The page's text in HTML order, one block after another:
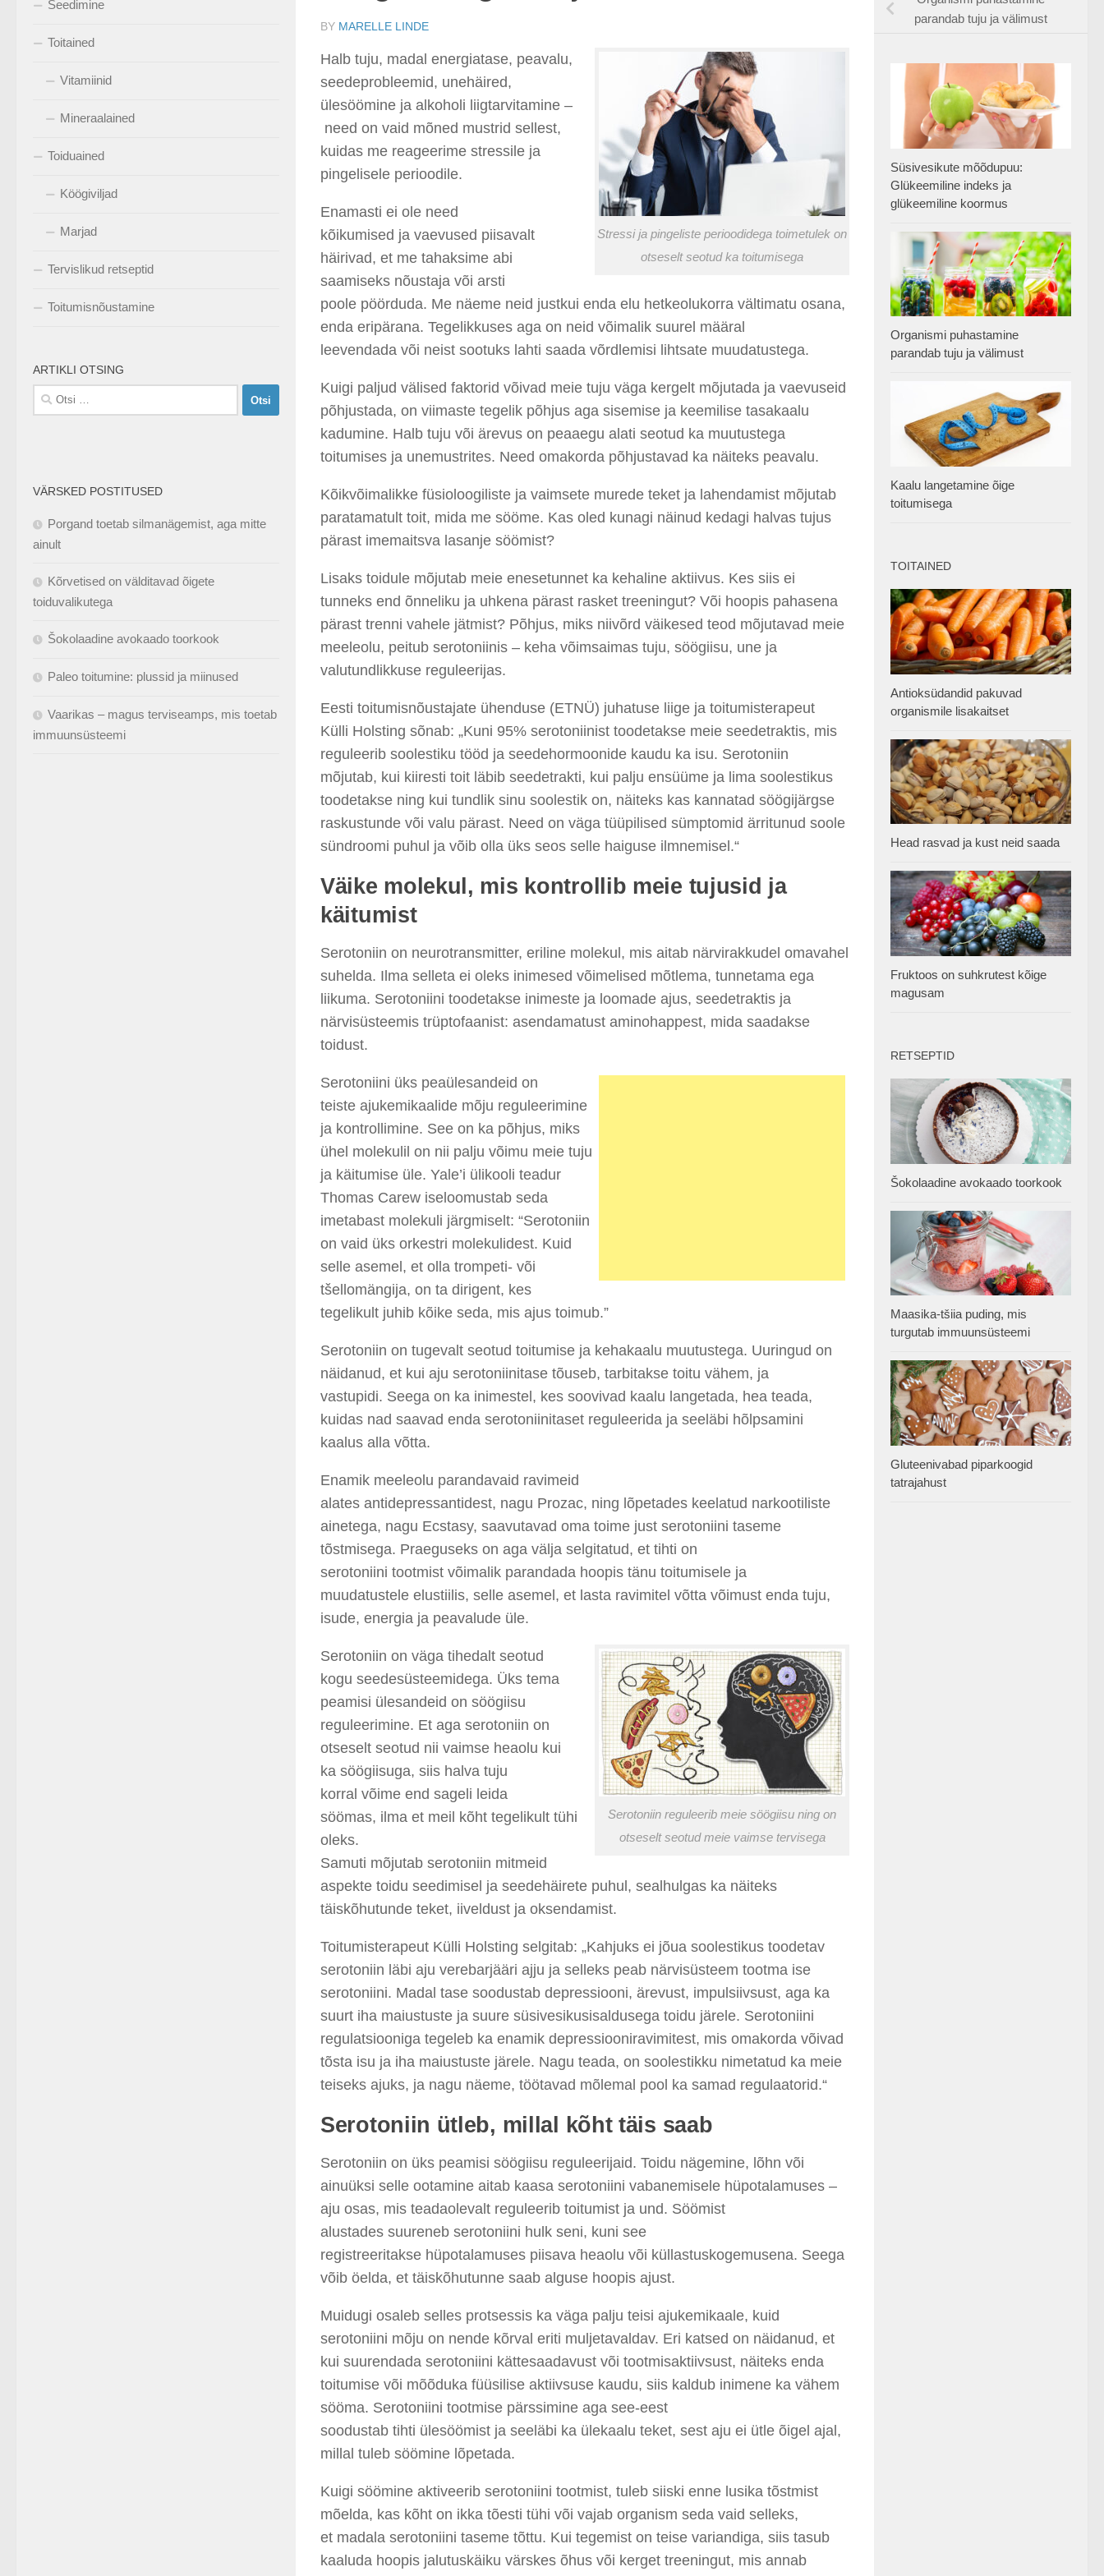
BY MARELLE LINDE
Stressi ja pingeliste perioodidega toimetulek on
otseselt seotud ka toitumisega
Halb tuju, madal energiatase, peavalu,
seedeprobleemid, unehäired,
ülesöömine ja alkoholi liigtarvitamine –
need on vaid mõned mustrid sellest,
kuidas me reageerime stressile ja
pingelisele perioodile.
Enamasti ei ole need
kõikumised ja vaevused piisavalt
häirivad, et me tahaksime abi
saamiseks nõustaja või arsti
poole pöörduda. Me näeme neid justkui enda elu hetkeolukorra vältimatu osana,
enda eripärana. Tegelikkuses aga on neid võimalik suurel määral
leevendada või neist sootuks lahti saada võrdlemisi lihtsate muudatustega.
Kuigi paljud välised faktorid võivad meie tuju väga kergelt mõjutada ja vaevuseid
põhjustada, on viimaste tegelik põhjus aga sisemise ja keemilise tasakaalu
kadumine. Halb tuju või ärevus on peaaegu alati seotud ka muutustega
toitumises ja unemustrites. Need omakorda põhjustavad ka näiteks peavalu.
Kõikvõimalikke füsioloogiliste ja vaimsete murede teket ja lahendamist mõjutab
paratamatult toit, mida me sööme. Kas oled kunagi näinud kedagi halvas tujus
pärast imemaitsva lasanje söömist?
Lisaks toidule mõjutab meie enesetunnet ka kehaline aktiivus. Kes siis ei
tunneks end õnneliku ja uhkena pärast rasket treeningut? Või hoopis pahasena
pärast trenni vahele jätmist? Põhjus, miks niivõrd väikesed teod mõjutavad meie
meeleolu, peitub serotoniinis – keha võimsaimas tuju, söögiisu, une ja
valutundlikkuse reguleerijas.
Eesti toitumisnõustajate ühenduse (ETNÜ) juhatuse liige ja toitumisterapeut
Külli Holsting sõnab: „Kuni 95% serotoniinist toodetakse meie seedetraktis, mis
reguleerib soolestiku tööd ja seedehormoonide kaudu ka isu. Serotoniin
mõjutab, kui kiiresti toit läbib seedetrakti, kui palju ensüüme ja lima soolestikus
toodetakse ning kui tundlik sinu soolestik on, näiteks kas kannatad söögijärgse
raskustunde või valu pärast. Need on väga tüüpilised sümptomid ärritunud soole
sündroomi puhul ja võib olla üks seos selle haiguse ilmnemisel.“
Väike molekul, mis kontrollib meie tujusid ja
käitumist
Serotoniin on neurotransmitter, eriline molekul, mis aitab närvirakkudel omavahel
suhelda. Ilma selleta ei oleks inimesed võimelised mõtlema, tunnetama ega
liikuma. Serotoniini toodetakse inimeste ja loomade ajus, seedetraktis ja
närvisüsteemis trüptofaanist: asendamatust aminohappest, mida saadakse
toidust.
Serotoniini üks peaülesandeid on
teiste ajukemikaalide mõju reguleerimine
ja kontrollimine. See on ka põhjus, miks
ühel molekulil on nii palju võimu meie tuju
ja käitumise üle. Yale’i ü likooli teadur
Thomas Carew iseloomustab seda
imetabast molekuli järgmiselt: “Serotoniin
on vaid üks orkestri molekulidest. Kuid
selle asemel, et olla trompeti- või
tšellomängija, on ta dirigent, kes
tegelikult juhib kõike seda, mis ajus toimub.”
Serotoniin on tugevalt seotud toitumise ja kehakaalu muutustega. Uuringud on
näidanud, et kui aju serotoniinitase tõuseb, tarbitakse toitu vähem, ja
vastupidi. Seega on ka inimestel, kes soovivad kaalu langetada, hea teada,
kuidas nad saavad enda serotoniinitaset reguleerida ja seeläbi hõlpsamini
kaalus alla võtta.
Enamik meeleolu parandavaid ravimeid
alates antidepressantidest, nagu Prozac, ning lõpetades keelatud narkootiliste
ainetega, nagu Ecstasy, saavutavad oma toime just serotoniini taseme
tõstmisega. Praeguseks on aga välja selgitatud, et tihti on
serotoniini tootmist võimalik parandada hoopis tänu toitumise le ja
muudatustele elustiilis, selle asemel, et lasta ravimitel võtta võimust enda tuju,
isude, energia ja peavalude üle.
Serotoniin reguleerib meie söögiisu ning on
otseselt seotud meie vaimse tervisega
Serotoniin on väga tihedalt seotud
kogu seedesüsteemidega. Üks tema
peamisi ülesandeid on söögiisu
reguleerimine. Et aga serotoniin on
otseselt seotud nii vaimse heaolu kui
ka söögiisuga, siis halva tuju
korral võime end sageli leida
söömas, ilma et meil kõht tegelikult tühi
oleks.
Samuti mõjutab serotoniin mitmeid
aspekte toidu seedimisel ja seedehäirete puhul, sealhulgas ka näiteks
täiskõhutunde teket, iiveldust ja oksendamist.
Toitumisterapeut Külli Holsting selgitab: „Kahjuks ei jõua soolestikus toodetav
serotoniin läbi aju verebarjääri ajju ja selleks peab närvisüsteem tootma ise
serotoniini. Madal tase soodustab depressiooni, ärevust, impulsiivsust, aga ka
suurt iha maiustuste ja suure süsivesikusisaldusega toidu järele. Serotoniini
regulatsiooniga tegeleb ka enamik depressiooniravimitest, mis omakorda võivad
tõsta isu ja iha maiustuste järele. Nagu teada, on soolestikku nimetatud ka meie
teiseks ajuks, ja nagu näeme, töötavad mõlemal pool ka samad regulaatorid.“
Serotoniin ütleb, millal kõht täis saab
Serotoniin on üks peamisi söögiisu reguleerijaid. Toidu nägemine, lõhn või
ainuüksi selle ootamine aitab kaasa serotoniini vabanemise le hüpotalamuses –
aju osas, mis teadaolevalt reguleerib toitumist ja und. Söömist
alustades suureneb serotoniini hulk seni, kuni see
registreeritakse hüpotalamuses piisava heaolu või küllastuskogemusena. Seega
võib öelda, et täiskõhutunne saab alguse hoopis ajust.
Muidugi osaleb selles protsessis ka väga palju teisi ajukemikaale, kuid
serotoniini mõju on nende kõrval eriti muljetavaldav. Eri katsed on näidanud, et
kui suurendada serotoniini kättesaadavust või tootmisaktiivsust, näiteks enda
toitumise või mõõduka füüsilise aktiivsuse kaudu, siis kaldub inimene ka vähem
sööma. Serotoniini tootmise pärssimine aga see-eest
soodustab tihti ülesöömist ja seeläbi ka ülekaalu teket, sest aju ei ütle õigel ajal,
millal tuleb söömine lõpetada.
Kuigi söömine aktiveerib serotoniini tootmist, tuleb siiski enne lusika tõstmist
mõelda, kas kõht on ikka tõesti tühi või vajab organism seda vaid selleks,
et madala serotoniini taseme tõttu. Kui tegemist on teise variandiga, siis tasub
kaaluda hoopis jalutuskäiku värskes õhus või kerget treeningut, mis annab
Seedimine
Toitained
Vitamiinid
Mineraalained
Toiduained
Köögiviljad
Marjad
Tervislikud retseptid
Toitumisnõustamine
ARTIKLI OTSING
Otsi:
VÄRSKED POSTITUSED
Porgand toetab silmanägemist, aga mitte
ainult
Kõrvetised on välditavad õigete
toiduvalikutega
Šokolaadine avokaado toorkook
Paleo toitumine: plussid ja miinused
Vaarikas – magus terviseamps, mis toetab
immuunsüsteemi
parandab tuju ja välimust
Süsivesikute mõõdupuu:
Glükeemiline indeks ja
glükeemiline koormus
Organismi puhastamine
parandab tuju ja välimust
Kaalu langetamine õige
toitumisega
TOITAINED
Antioksüdandid pakuvad
organismile lisakaitset
Head rasvad ja kust neid saada
Fruktoos on suhkrutest kõige
magusam
RETSEPTID
Šokolaadine avokaado toorkook
Maasika-tšiia puding, mis
turgutab immuunsüsteemi
Gluteenivabad piparkoogid
tatrajahust